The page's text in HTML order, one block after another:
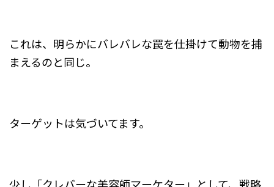
これは、明らかにバレバレな罠を仕掛けて動物を捕
まえるのと同じ。
ターゲットは気づいてます。